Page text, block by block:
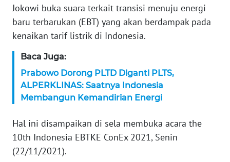
Jokowi buka suara terkait transisi menuju energi
baru terbarukan (EBT) yang akan berdampak pada
kenaikan tarif listrik di Indonesia.
Baca Juga:
Prabowo Dorong PLTD Diganti PLTS,
ALPERKLINAS: Saatnya Indonesia
Membangun Kemandirian Energi
Hal ini disampaikan di sela membuka acara the
10th Indonesia EBTKE ConEx 2021, Senin
(22/11/2021).
KARIR
DISCLAIMER
Wahana
Regional
SUMUT
JAKARTA